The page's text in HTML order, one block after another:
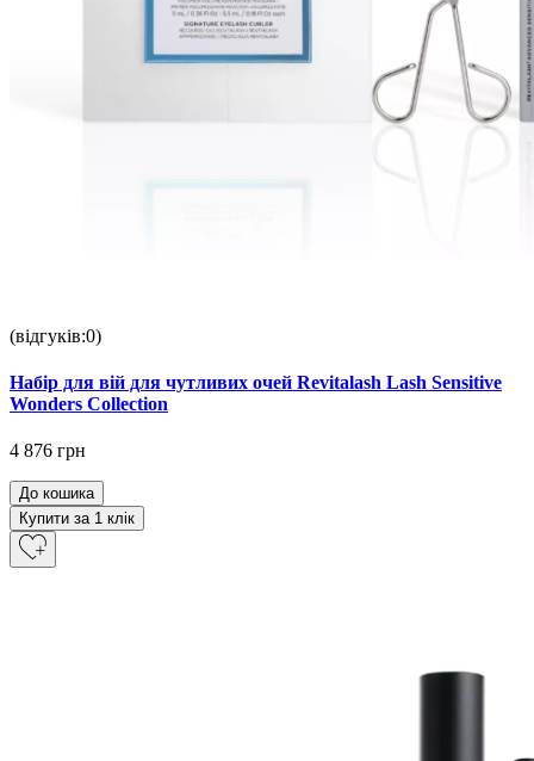
(відгуків:0)
Набір для вій для чутливих очей Revitalash Lash Sensitive
Wonders Collection
4 876 грн
До кошика
Купити за 1 клiк